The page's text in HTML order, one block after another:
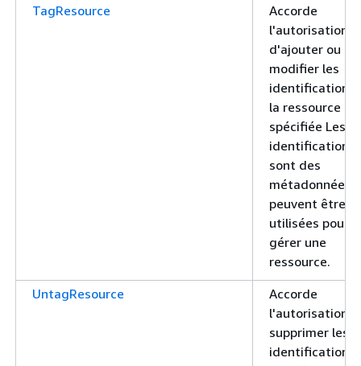
TagResource
Accorde
l'autorisation
d'ajouter ou de
modifier les
identifications
la ressource
spécifiée Les
identifications
sont des
métadonnées
peuvent être
utilisées pour
gérer une
ressource.
UntagResource
Accorde
l'autorisation
supprimer les
identifications